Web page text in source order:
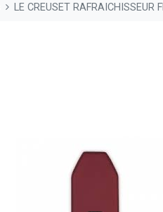
LE CREUSET RAFRAICHISSEUR